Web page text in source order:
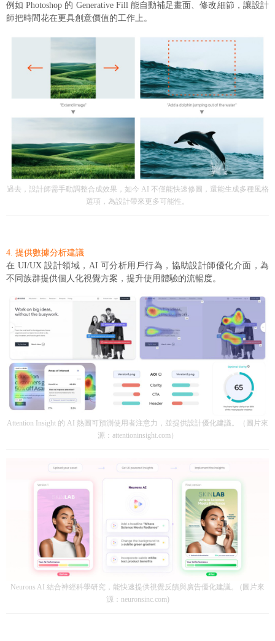
例如 Photoshop 的 Generative Fill 能自動補足畫面、修改細節，讓設計
師把時間花在更具創意價值的工作上。
過去，設計師需手動調整合成效果，如今 AI 不僅能快速修圖，還能生成多種風格
選項，為設計帶來更多可能性。
4. 提供數據分析建議
在 UI/UX 設計領域，AI 可分析用戶行為，協助設計師優化介面，為
不同族群提供個人化視覺方案，提升使用體驗的流暢度。
Attention Insight 的 AI 熱圖可預測使用者注意力，並提供設計優化建議。（圖片來
源：attentioninsight.com）
Neurons AI 結合神經科學研究，能快速提供視覺反饋與廣告優化建議。 (圖片來
源：neuronsinc.com)